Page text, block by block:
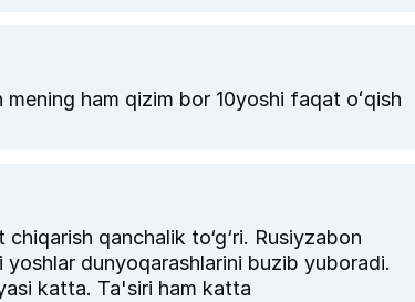
ham qizim bor 10yoshi faqat oʻqish
qanchalik to‘g‘ri. Rusiyzabon
dunyoqarashlarini buzib yuboradi.
Daryo.uzga ishonchim qolmadi. Daryouzni auditoriyasi katta. Ta'siri ham katta